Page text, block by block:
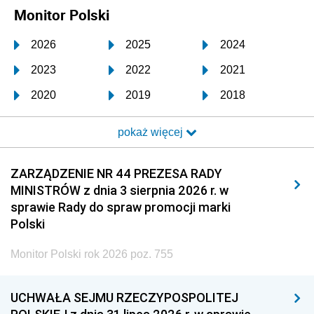
Monitor Polski
2026 2025 2024
2023 2022 2021
2020 2019 2018
2017 2016 2015
2014 2013 2012
2011 2010 2009
2008 2007 2006
2005
1996 1995 1994
pokaż więcej
ZARZĄDZENIE NR 44 PREZESA RADY
MINISTRÓW z dnia 3 sierpnia 2026 r. w
sprawie Rady do spraw promocji marki
Polski
Monitor Polski rok 2026 poz. 755
UCHWAŁA SEJMU RZECZYPOSPOLITEJ